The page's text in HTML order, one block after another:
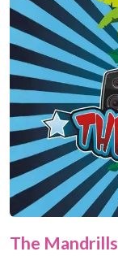
The Mandrills